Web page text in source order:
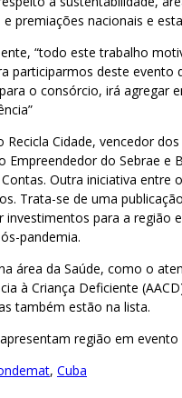
premiações nacionais e
“todo este trabalho
participarmos deste evento
o consórcio, irá agregar
Cidade, vencedor
Empreendedor do Sebrae e
Outra iniciativa entre
Trata-se de uma
investimentos para a região
pandemia.
área da Saúde, como o
à Criança Deficiente
também estão na lista.
região em evento
, Cuba